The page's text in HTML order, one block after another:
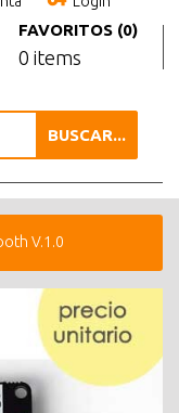
FAVORITOS (0)
0 items
BUSCAR...
V.1.0